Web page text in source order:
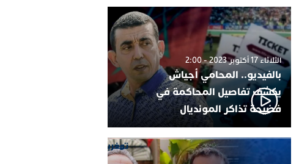
الثلاثاء 17 أكتوبر 2023 - 2:00
بالفيديو.. المحامي أجياش
يكشف تفاصيل المحاكمة في
فضيحة تذاكر المونديال